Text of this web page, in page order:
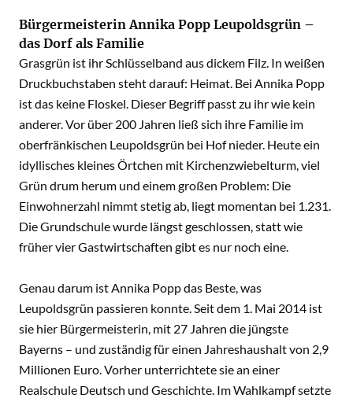
Bürgermeisterin Annika Popp Leupoldsgrün –
das Dorf als Familie
Grasgrün ist ihr Schlüsselband aus dickem Filz. In weißen
Druckbuchstaben steht darauf: Heimat. Bei Annika Popp
ist das keine Floskel. Dieser Begriff passt zu ihr wie kein
anderer. Vor über 200 Jahren ließ sich ihre Familie im
oberfränkischen Leupoldsgrün bei Hof nieder. Heute ein
idyllisches kleines Örtchen mit Kirchenzwiebelturm, viel
Grün drum herum und einem großen Problem: Die
Einwohnerzahl nimmt stetig ab, liegt momentan bei 1.231.
Die Grundschule wurde längst geschlossen, statt wie
früher vier Gastwirtschaften gibt es nur noch eine.
Genau darum ist Annika Popp das Beste, was
Leupoldsgrün passieren konnte. Seit dem 1. Mai 2014 ist
sie hier Bürgermeisterin, mit 27 Jahren die jüngste
Bayerns – und zuständig für einen Jahreshaushalt von 2,9
Millionen Euro. Vorher unterrichtete sie an einer
Realschule Deutsch und Geschichte. Im Wahlkampf setzte